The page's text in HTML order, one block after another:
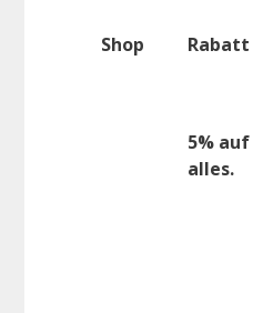
Shop Rabatt
5% auf
alles.